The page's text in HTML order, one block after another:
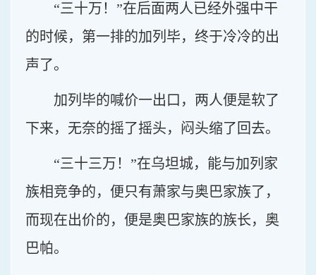
“三十万！”在后面两人已经外强中干
的时候，第一排的加列毕，终于冷冷的出
声了。
加列毕的喊价一出口，两人便是软了
下来，无奈的摇了摇头，闷头缩了回去。
“三十三万！”在乌坦城，能与加列家
族相竞争的，便只有萧家与奥巴家族了，
而现在出价的，便是奥巴家族的族长，奥
巴帕。